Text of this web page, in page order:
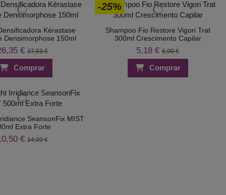
Kérastase
Densimorphose 150ml
€ 37,63 €
Comprar
-25%
Shampoo Fio Restore Vigori Trat
300ml Crescimento Capilar
5,18 €6,90 €
Comprar
SeansonFix MIST
Extra Forte
€ 14,00 €